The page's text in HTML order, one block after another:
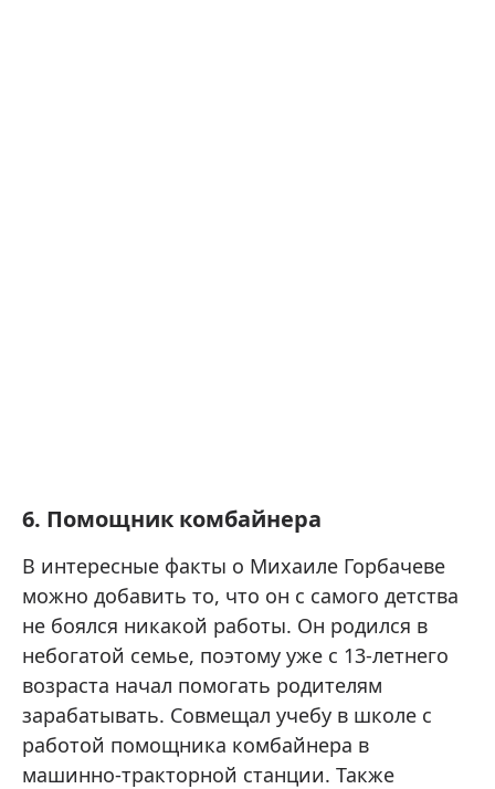
6. Помощник комбайнера
В интересные факты о Михаиле Горбачеве
можно добавить то, что он с самого детства
не боялся никакой работы. Он родился в
небогатой семье, поэтому уже с 13-летнего
возраста начал помогать родителям
зарабатывать. Совмещал учебу в школе с
работой помощника комбайнера в
машинно-тракторной станции. Также